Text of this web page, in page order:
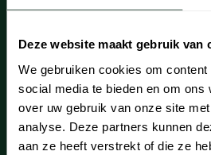
Deze website maakt gebruik van
We gebruiken cookies om
social media te bieden en om
over uw gebruik van onze site
analyse. Deze partners kunnen
aan ze heeft verstrekt of die ze
Hillegom
Leiderdorp
Lisse